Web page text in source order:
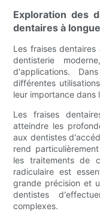
Exploration des
dentaires à
Les fraises
dentisterie
d'applications.
différentes
leur importance dans
Les fraises
atteindre les
aux dentistes
rend
les traitements de
radiculaire est
grande précision et
dentistes
complexes.